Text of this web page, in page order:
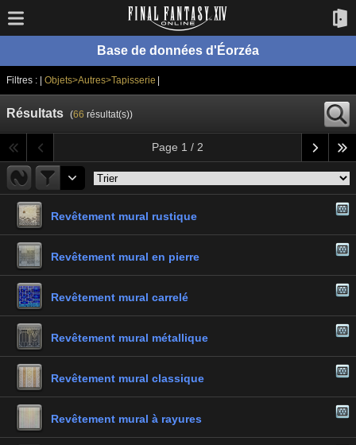
Base de données d'Éorzéa
Filtres : | Objets>Autres>Tapisserie
Résultats (66 résultat(s))
Page 1 / 2
Revêtement mural rustique
Revêtement mural en pierre
Revêtement mural carrelé
Revêtement mural métallique
Revêtement mural classique
Revêtement mural à rayures